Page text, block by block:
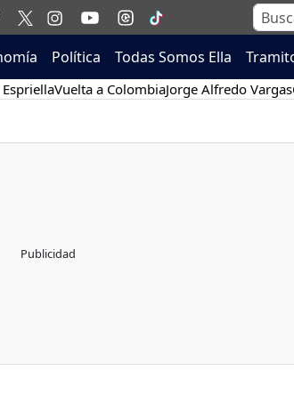
Política Todas Somos Ella
Vuelta a ColombiaJorge Alfredo Vargas